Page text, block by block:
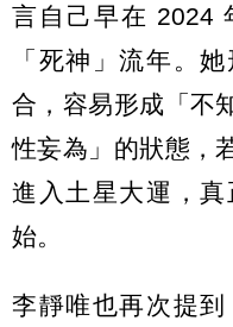
言自己早在 2024
「死神」流年。
合，容易形成「不
性妄為」的狀態，
進入土星大運，
始。
李靜唯也再次提